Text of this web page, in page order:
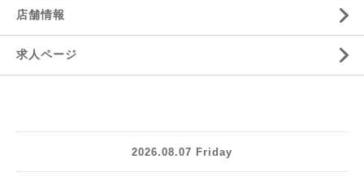
店舗情報
求人ページ
2026.08.07 Friday